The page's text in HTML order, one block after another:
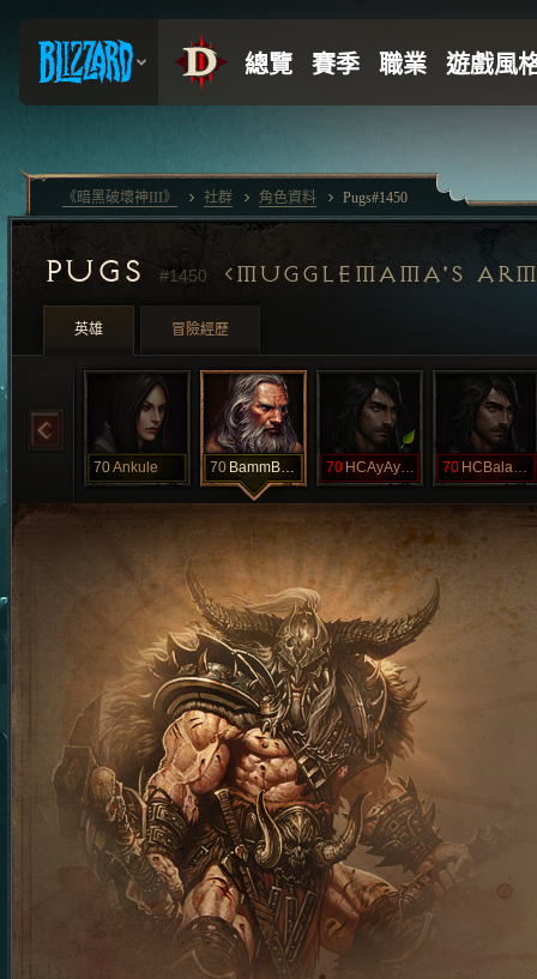
PUGS #1450 MUGGLEMAMA'S
英雄 冒險經歷
70Ankule 70 BammBamm 70 HCAyAyRon 70 HCBalakay
《暗黑破壞神III》 社群 角色資料 Pugs#1450